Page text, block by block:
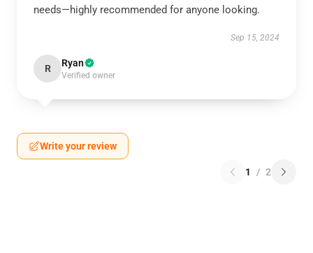
needs—highly recommended for anyone looking.
Sep 15, 2024
R Ryan
Verified owner
Write your review
1 / 2